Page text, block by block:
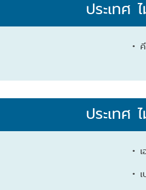
ประเทศ
•
ประเทศ
• เ
• เ